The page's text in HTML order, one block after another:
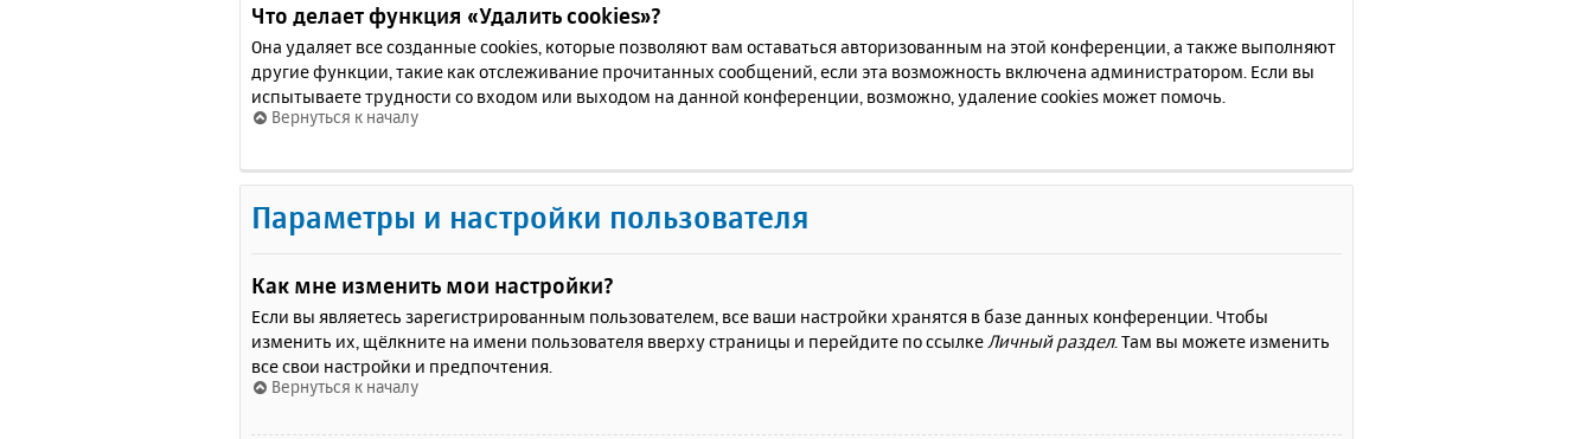
Что делает функция «Удалить cookies»?
Она удаляет все созданные cookies, которые позволяют вам оставаться авторизованным на этой конференции, а также выполняют
другие функции, такие как отслеживание прочитанных сообщений, если эта возможность включена администратором. Если вы
испытываете трудности со входом или выходом на данной конференции, возможно, удаление cookies может помочь.
Вернуться к началу
Параметры и настройки пользователя
Как мне изменить мои настройки?
Если вы являетесь зарегистрированным пользователем, все ваши настройки хранятся в базе данных конференции. Чтобы
изменить их, щёлкните на имени пользователя вверху страницы и перейдите по ссылке Личный раздел. Там вы можете изменить
все свои настройки и предпочтения.
Вернуться к началу